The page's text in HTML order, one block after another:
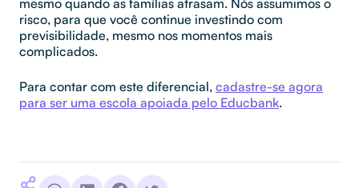
risco, para que você continue investindo com
previsibilidade, mesmo nos momentos mais
complicados.
Para contar com este diferencial, cadastre-se agora
para ser uma escola apoiada pelo Educbank.